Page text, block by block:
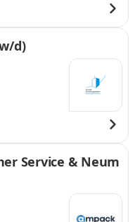
d)
GmbH
Service & Neum